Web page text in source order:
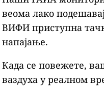
веома лако
ВИФИ приступна
напајање.
Када се повежете,
ваздуха у реалном